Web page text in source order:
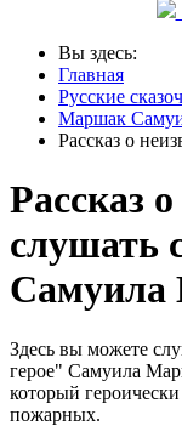
Вы здесь:
Главная
Русские
Маршак
Рассказ о
Рассказ
слушать
Самуила
Здесь вы можете
герое" Самуила
который
пожарных.